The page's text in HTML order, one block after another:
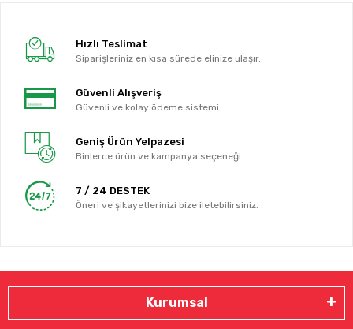
Hızlı Teslimat
Siparişleriniz en kısa sürede elinize ulaşır.
Güvenli Alışveriş
Güvenli ve kolay ödeme sistemi
Geniş Ürün Yelpazesi
Binlerce ürün ve kampanya seçeneği
7 / 24 DESTEK
Öneri ve şikayetlerinizi bize iletebilirsiniz.
Kurumsal